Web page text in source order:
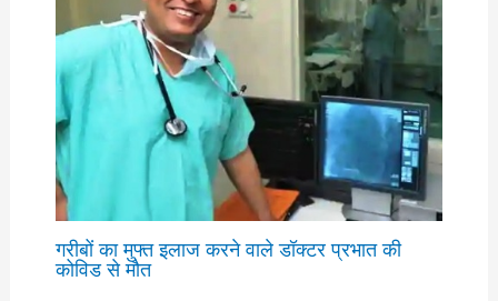
गरीबों का मुफ्त इलाज करने वाले डॉक्टर प्रभात की
कोविड से मौत